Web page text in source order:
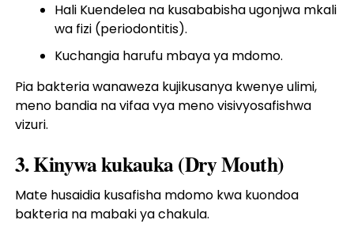
Hali Kuendelea na kusababisha ugonjwa mkali
wa fizi (periodontitis).
Kuchangia harufu mbaya ya mdomo.
Pia bakteria wanaweza kujikusanya kwenye ulimi,
meno bandia na vifaa vya meno visivyosafishwa
vizuri.
3. Kinywa kukauka (Dry Mouth)
Mate husaidia kusafisha mdomo kwa kuondoa
bakteria na mabaki ya chakula.